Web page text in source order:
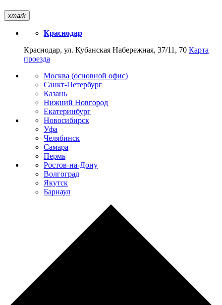
xmark
Краснодар
Краснодар, ул. Кубанская Набережная, 37/11, 70 Карта
проезда
Москва (основной офис)
Санкт-Петербург
Казань
Нижний Новгород
Екатеринбург
Новосибирск
Уфа
Челябинск
Самара
Пермь
Ростов-на-Дону
Волгоград
Якутск
Барнаул